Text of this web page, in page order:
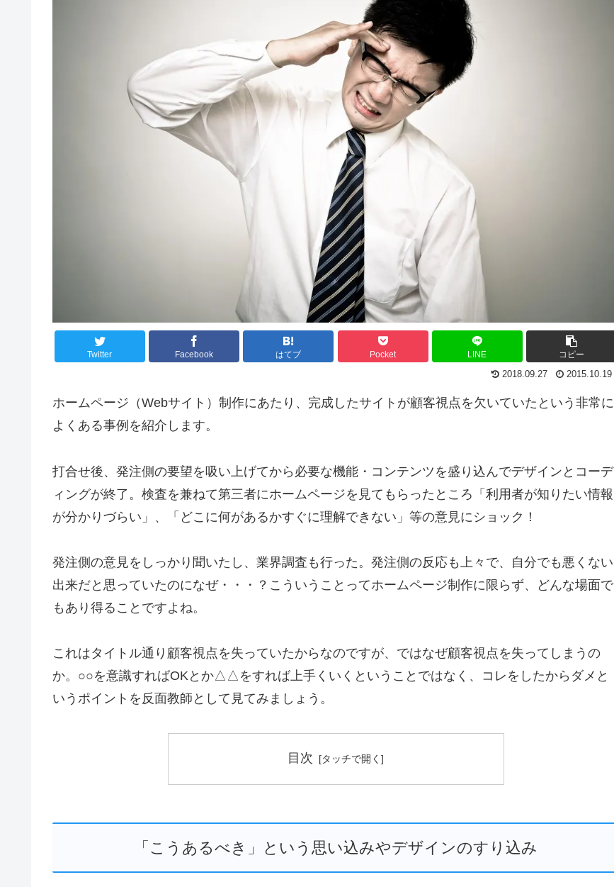
Twitter Facebook はてブ Pocket LINE コピー
2018.09.27 2015.10.19
ホームページ（Webサイト）制作にあたり、完成したサイトが顧客視点を欠いていたという非常に
よくある事例を紹介します。
打合せ後、発注側の要望を吸い上げてから必要な機能・コンテンツを盛り込んでデザインとコーデ
ィングが終了。検査を兼ねて第三者にホームページを見てもらったところ「利用者が知りたい情報
が分かりづらい」、「どこに何があるかすぐに理解できない」等の意見にショック！
発注側の意見をしっかり聞いたし、業界調査も行った。発注側の反応も上々で、自分でも悪くない
出来だと思っていたのになぜ・・・？こういうことってホームページ制作に限らず、どんな場面で
もあり得ることですよね。
これはタイトル通り顧客視点を失っていたからなのですが、ではなぜ顧客視点を失ってしまうの
か。○○を意識すればOKとか△△をすれば上手くいくということではなく、コレをしたからダメと
いうポイントを反面教師として見てみましょう。
目次
「こうあるべき」という思い込みやデザインのすり込み